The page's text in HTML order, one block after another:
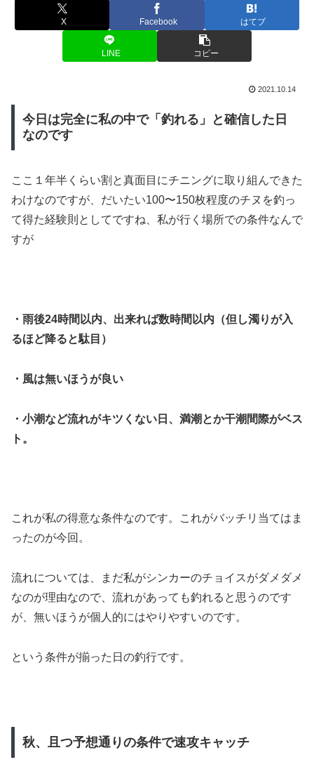
X Facebook はてブ
LINE コピー
2021.10.14
今日は完全に私の中で「釣れる」と確信した日
なのです
ここ１年半くらい割と真面目にチニングに取り組んできた
わけなのですが、だいたい100〜150枚程度のチヌを釣っ
て得た経験則としてですね、私が行く場所での条件なんで
すが
・雨後24時間以内、出来れば数時間以内（但し濁りが入
るほど降ると駄目）
・風は無いほうが良い
・小潮など流れがキツくない日、満潮とか干潮間際がベス
ト。
これが私の得意な条件なのです。これがバッチリ当てはま
ったのが今回。
流れについては、まだ私がシンカーのチョイスがダメダメ
なのが理由なので、流れがあっても釣れると思うのです
が、無いほうが個人的にはやりやすいのです。
という条件が揃った日の釣行です。
秋、且つ予想通りの条件で速攻キャッチ